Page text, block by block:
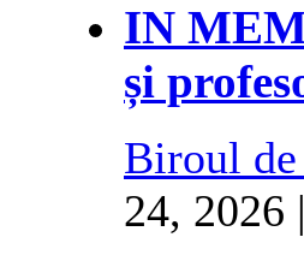
IN
și
Biroul
24, 2026